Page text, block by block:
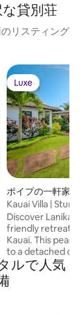
貸⁠別⁠荘
リスティング
3件、5つ星中5つ
Luxe
Luxe
ポイプの一軒家
Kauai Villa |
& Spa
Discover Lanikai
friendly retreat
Kauai. This
to a detached
comfortably
guests. Enjoy a
pit, outdoor
ルで人気